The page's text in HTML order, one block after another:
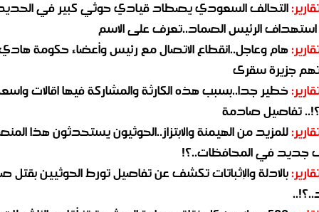
التحالف السعودي يصطاد قيادي حوثي كبير في
الرئيس الصماد..تعرف على الاسم
هام وعاجل..انقطاع الاتصال مع رئيس وأعضاء حكومة
جزيرة سقرى
خطير جدا..بسبب هذه الكارثة والمشاركة فيها اقالات
تفاصيل صادمة
للمزيد من الهيمنة والابتزاز..الحوثيون يستحدثون هذا
جديد في المحافظات..؟!
بالادلة والإثباتات تكشف عن تفاصيل تورط الحوثيين بقتل